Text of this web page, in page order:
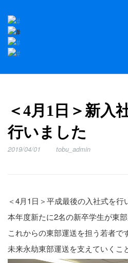
＜4月1日＞新入
行いました
2019/04/01 tobu_admin
＜4月1日＞平成最後の入社式を行
本年度新たに2名の新卒学生が東
これからの東部運送を担う若者です
未来永劫東部運送を支えていく